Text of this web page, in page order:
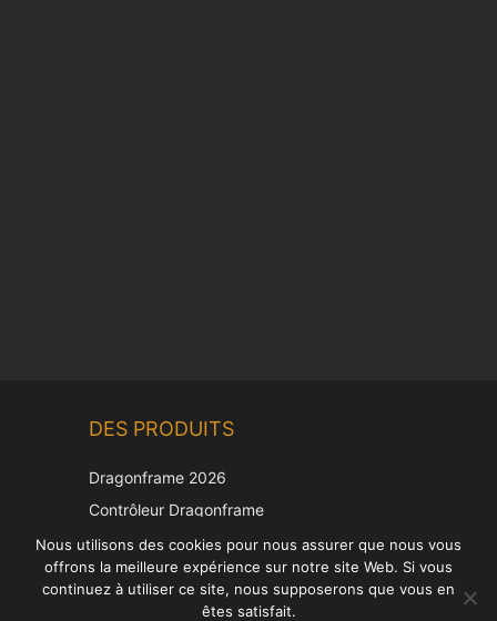
DES PRODUITS
Dragonframe 2026
Contrôleur Dragonframe
DDMX-512
DMC-32
Capuchon de correction EOS LV
Nous utilisons des cookies pour nous assurer que nous vous
offrons la meilleure expérience sur notre site Web. Si vous
continuez à utiliser ce site, nous supposerons que vous en
êtes satisfait.
German
Spanish